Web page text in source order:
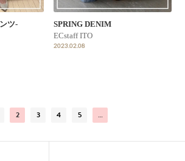
ツ-
SPRING DENIM
ECstaff ITO
2023.02.08
2 3 4 5 …